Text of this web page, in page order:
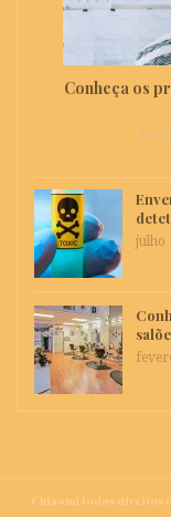
Conheça os
julho
Chiaomi todos direitos